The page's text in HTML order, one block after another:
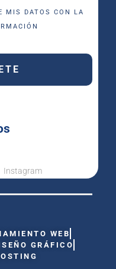
Instagram
MIS DATOS CON LA
WEB
GRÁFICO